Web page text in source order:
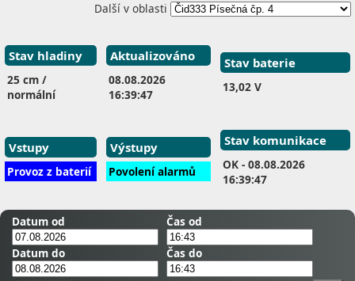
Další v oblasti
Stav hladiny
25 cm /
normální
Aktualizováno
08.08.2026
16:39:47
Stav baterie
13,02 V
Vstupy
Provoz z baterií
Výstupy
Povolení alarmů
Stav komunikace
OK - 08.08.2026
16:39:47
Datum od Čas od
Datum do Čas do